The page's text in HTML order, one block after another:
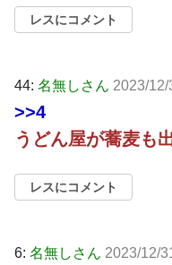
レスにコメント
44: 名無しさん 2023/12/
>>4
うどん屋が蕎麦も
レスにコメント
6: 名無しさん 2023/12/